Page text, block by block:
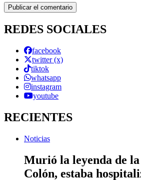
REDES SOCIALES
facebook
twitter (x)
tiktok
whatsapp
instagram
youtube
RECIENTES
Noticias
Murió la leyenda de
Colón, estaba